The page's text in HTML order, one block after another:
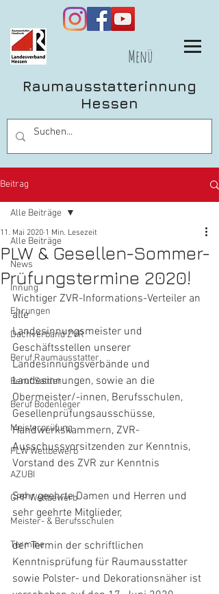
Menü
Raumausstatterinnung
Hessen
Beitrag
Alle Beiträge
News
Innung
Ehrungen
Dachverband ZVR
Beruf Raumausstatter
Beruf Sattler
Beruf Bodenleger
Meisterprüfung
PLW Wettbewerb
AZUBI
GPP Wettbewerb
Meister- & Berufsschulen
Termine
Alle Beiträge
PLW & Gesellen-Sommer-
Prüfungstermine 2020!
11. Mai 2020 1 Min. Lesezeit
Wichtiger ZVR-Informations-Verteiler an
alle
Landesinnungsmeister und
Geschäftsstellen unserer
Landesinnungsverbände und
Landesinnungen, sowie an die
Obermeister/-innen, Berufsschulen,
Gesellenprüfungsausschüsse,
Handwerkskammern, ZVR-
Ausschussvorsitzenden zur Kenntnis,
Vorstand des ZVR zur Kenntnis
Sehr geehrte Damen und Herren und
sehr geehrte Mitglieder,
der Termin der schriftlichen
Kenntnisprüfung für Raumausstatter
sowie Polster- und Dekorationsnäher ist